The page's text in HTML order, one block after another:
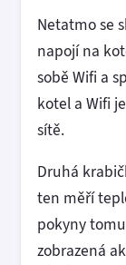
Netatmo se
napojí na
sobě Wifi a
kotel a Wifi
sítě.
Druhá
ten měří
pokyny
zobrazená